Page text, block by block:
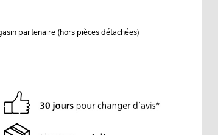
partenaire (hors pièces détachées)